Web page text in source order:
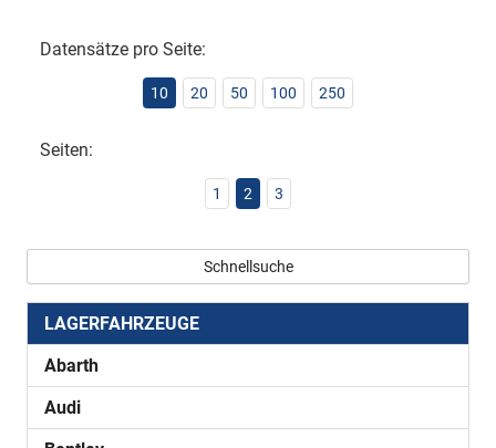
Datensätze pro Seite:
10 20 50 100 250
Seiten:
1 2 3
Schnellsuche
LAGERFAHRZEUGE
Abarth
Audi